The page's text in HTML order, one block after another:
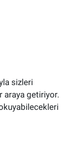
sizleri
araya getiriyor.